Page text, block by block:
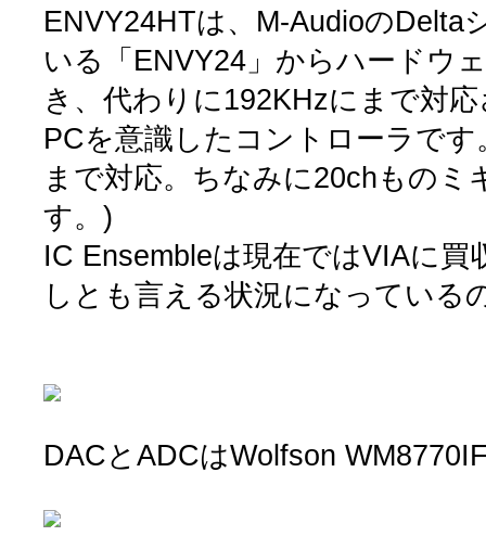
ENVY24HTは、M-AudioのDelta
いる「ENVY24」からハードウ
き、代わりに192KHzにまで対
PCを意識したコントローラで
まで対応。ちなみに20chものミ
す。)
IC Ensembleは現在ではVIAに買
しとも言える状況になっている
DACとADCはWolfson